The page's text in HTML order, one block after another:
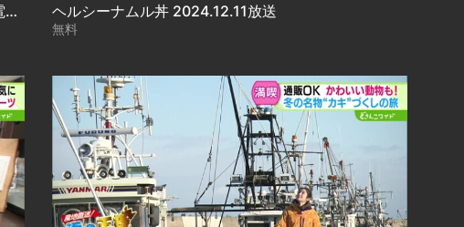
中古家電が熱い時期！明日からセールのお得な家電も！ 2024.12.11放送 ヘルシーナムル丼 2024.12.11放送
無料